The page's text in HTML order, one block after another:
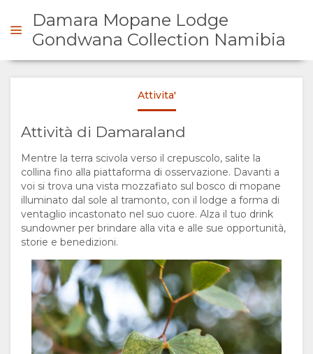
SU
DI
NOI
PERCHÈ
SOGGIORNARE
QUI
SERVIZI
TURISMO
RESPONSABILE
THE
GOOD
PERMANENZA
TIPOLOGIA
GALLERIA
Damara Mopane Lodge
Gondwana Collection Namibia
Attivita'
Attività di Damaraland
Mentre la terra scivola verso il crepuscolo, salite la
collina fino alla piattaforma di osservazione. Davanti a
voi si trova una vista mozzafiato sul bosco di mopane
illuminato dal sole al tramonto, con il lodge a forma di
ventaglio incastonato nel suo cuore. Alza il tuo drink
sundowner per brindare alla vita e alle sue opportunità,
storie e benedizioni.
Damaraland Elephant Explorer
GondwanaCollectionNamibia
GondwanaCollectionNamibia
Damaraland Elephant Explorer
GondwanaCollectionNamibia
Damara Mopane Lodge activity
GondwanaCollectionNamibia
GondwanaCollectionNamibia
Damara Mopane Lodge activity
GondwanaCollectionNamibia